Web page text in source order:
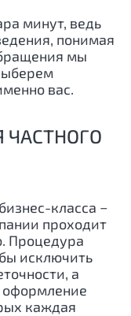
минут, ведь
понимая
мы
вас.
ЧАСТНОГО
класса −
проходит
Процедура
исключить
а
оформление
каждая